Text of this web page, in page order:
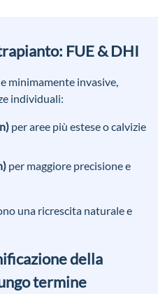
FUE & DHI
minimamente invasive,
individuali:
per aree più estese o calvizie
per maggiore precisione e
una ricrescita naturale e
della
termine